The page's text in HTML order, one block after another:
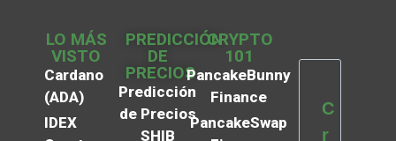
LO MÁS
VISTO
Cardano
(ADA)
IDEX
PREDICCIÓN
DE
PRECIOS
Predicción
de Precios
SHIB
CRYPTO
101
PancakeBunny
Finance
PancakeSwap
C
r